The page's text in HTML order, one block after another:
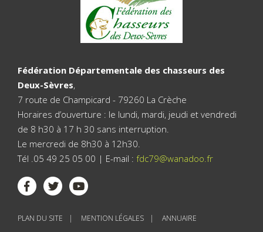
Fédération Départementale des chasseurs des
Deux-Sèvres,
7 route de Champicard - 79260 La Crèche
Horaires d’ouverture : le lundi, mardi, jeudi et vendredi
de 8 h30 à 17 h 30 sans interruption.
Le mercredi de 8h30 à 12h30.
Tél .05 49 25 05 00 | E-mail : fdc79@wanadoo.fr
PLAN DU SITE MENTION LÉGALES ANNUAIRE